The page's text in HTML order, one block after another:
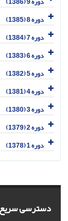
دوره 8 (1385)
دوره 7 (1384)
دوره 6 (1383)
دوره 5 (1382)
دوره 4 (1381)
دوره 3 (1380)
دوره 2 (1379)
دوره 1 (1378)
دسترسی سریع